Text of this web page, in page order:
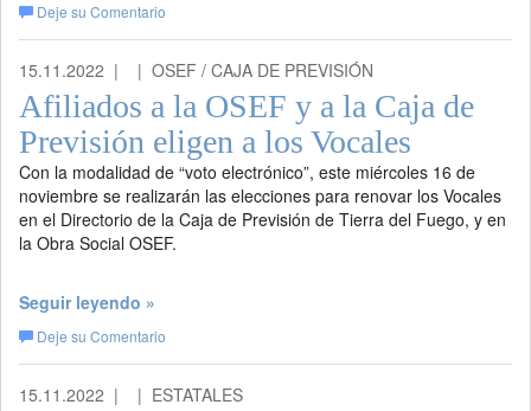
Deje su Comentario
15.11.2022 | | OSEF / CAJA DE PREVISIÓN
Afiliados a la OSEF y a la Caja de
Previsión eligen a los Vocales
Con la modalidad de “voto electrónico”, este miércoles 16 de
noviembre se realizarán las elecciones para renovar los Vocales
en el Directorio de la Caja de Previsión de Tierra del Fuego, y en
la Obra Social OSEF.
Seguir leyendo »
Deje su Comentario
15.11.2022 | | ESTATALES